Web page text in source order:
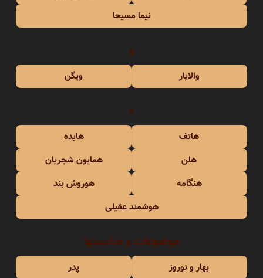
نیما مسیحا
و
والایار ویگن
ه
هاتف
هایده
هلن
همایون شجریان
هنگامه
هوروش بند
هوشمند عقیلی
موضوعات و مناسبتها
بهار و نوروز
پدر